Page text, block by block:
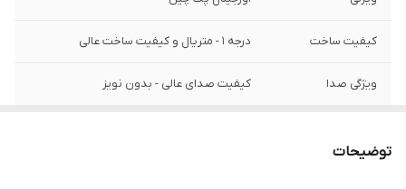
کیفیت ساخت درجه 1 - متریال و کیفیت ساخت عالی
ویژگی صدا کیفیت صدای عالی - بدون نویز
توضیحات